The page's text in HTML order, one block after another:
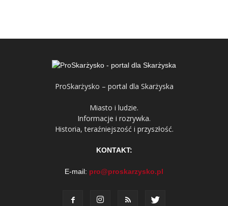
ProSkarżysko – portal dla Skarżyska
Miasto i ludzie.
Informacje i rozrywka.
Historia, teraźniejszość i przyszłość.
KONTAKT:
E-mail: pro@proskarzysko.pl